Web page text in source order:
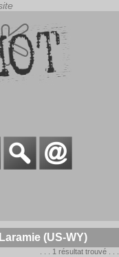
(US-WY)
. . . 1 résultat trouvé . . .